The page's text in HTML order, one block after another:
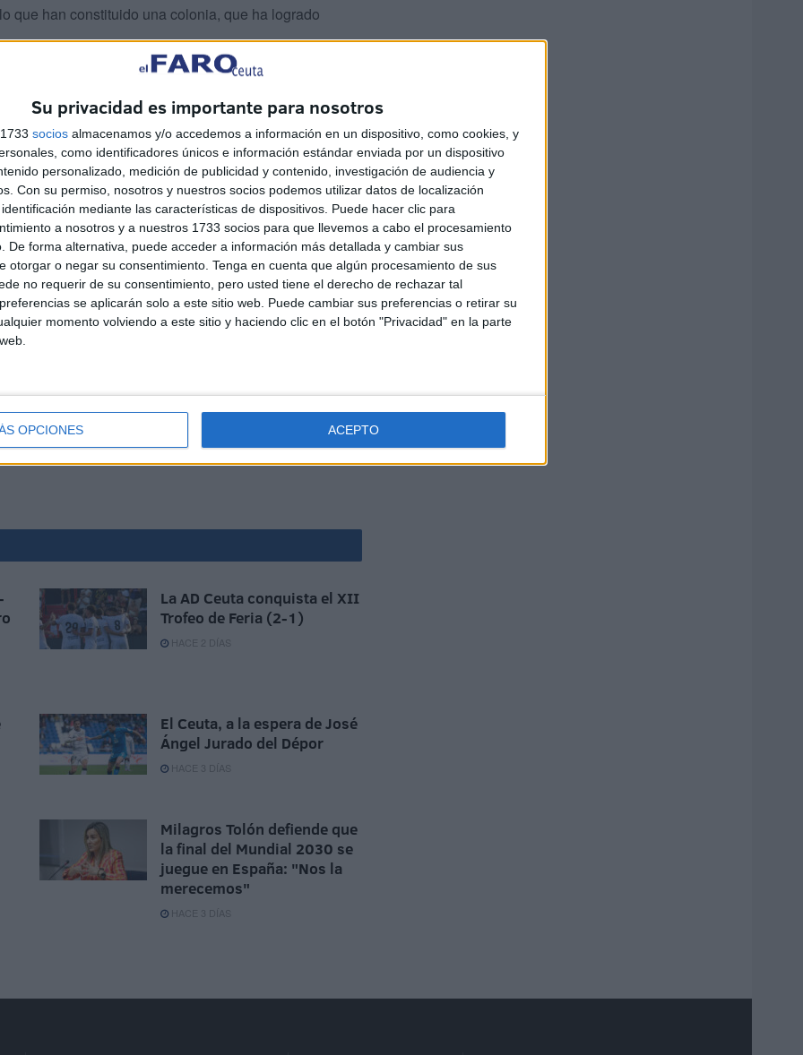
Su privacidad es importante para nosotros
socios almacenamos y/o accedemos a información en un dispositivo, como cookies, y
como identificadores únicos e información estándar enviada por un dispositivo
personalizado, medición de publicidad y contenido, investigación de audiencia y
Con su permiso, nosotros y nuestros socios podemos utilizar datos de localización
mediante las características de dispositivos. Puede hacer clic para
a nosotros y a nuestros 1733 socios para que llevemos a cabo el procesamiento
De forma alternativa, puede acceder a información más detallada y cambiar sus
otorgar o negar su consentimiento. Tenga en cuenta que algún procesamiento de sus
no requerir de su consentimiento, pero usted tiene el derecho de rechazar tal
se aplicarán solo a este sitio web. Puede cambiar sus preferencias o retirar su
momento volviendo a este sitio y haciendo clic en el botón "Privacidad" en la parte
OPCIONES ACEPTO
que han constituido una colonia, que ha logrado
senderismo Manada, repusieron fuerzas con una
pero la entidad tiene preparadas varias
en el mes de febrero y será la ruta La Buitrera.
a salir de Ceuta para llevar a cabo una ruta en
La AD Ceuta conquista el XII
Trofeo de Feria (2-1)
HACE 2 DÍAS
El Ceuta, a la espera de José
Ángel Jurado del Dépor
HACE 3 DÍAS
Milagros Tolón defiende que
la final del Mundial 2030 se
juegue en España: "Nos la
merecemos"
HACE 3 DÍAS